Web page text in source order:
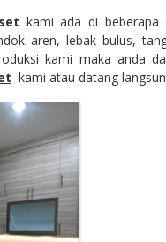
kami ada di beberapa
aren, lebak bulus,
kami maka anda
kami atau datang